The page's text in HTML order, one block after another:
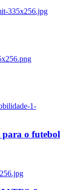
335x256.jpg
1-
o futebol